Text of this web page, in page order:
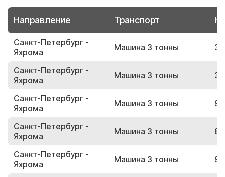
Направление Транспорт
Санкт-Петербург -
Яхрома
Машина 3 тонны
Санкт-Петербург -
Яхрома
Машина 3 тонны
Санкт-Петербург -
Яхрома
Машина 3 тонны
Санкт-Петербург -
Яхрома
Машина 3 тонны
Санкт-Петербург -
Яхрома
Машина 3 тонны